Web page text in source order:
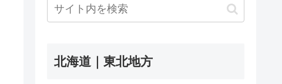
北海道｜東北地方